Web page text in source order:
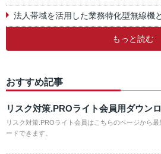
法人帯域を活用した業務特化型無線機
もっと読む
おすすめ記事
リスク対策.PROライト会員用ダウン
リスク対策.PROライト会員はこちらのページから最
ードできます。